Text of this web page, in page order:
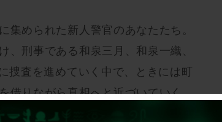
集められた新人警官のあなたたち。
、刑事である和泉三月、和泉一織、
捜査を進めていく中で、ときには町
借りながら真相へと近づいていく。